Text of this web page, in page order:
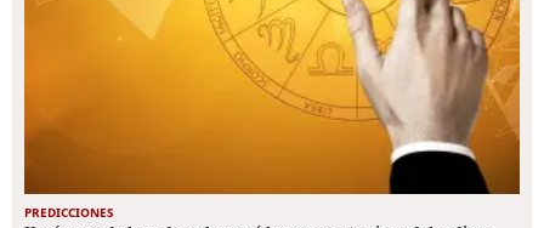
PREDICCIONES